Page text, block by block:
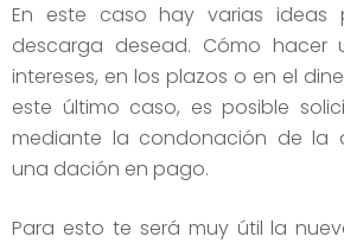
En este caso hay varias ideas
descarga desead. Cómo hacer
intereses, en los plazos o en el
este último caso, es posible
mediante la condonación de la
una dación en pago.
Para esto te será muy útil la